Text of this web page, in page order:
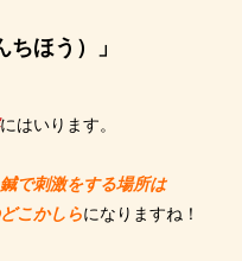
ほう）」
にはいります。
鍼で刺激をする場所は
こかしらになりますね！